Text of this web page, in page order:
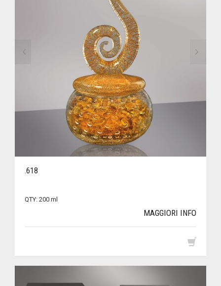
.618
QTY: 200 ml
MAGGIORI INFO